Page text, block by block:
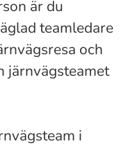
är du
teamledare
och
järnvägsteamet
i